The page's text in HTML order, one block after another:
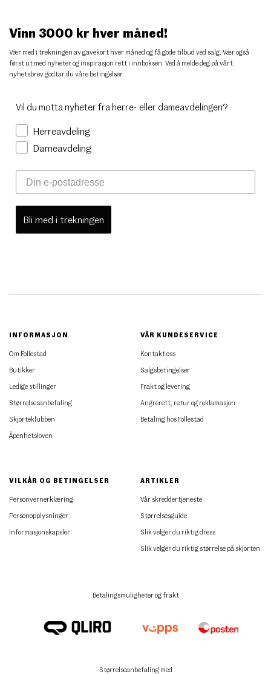
Vinn 3000 kr hver måned!
Vær med i trekningen av gavekort hver måned og få gode tilbud ved salg. Vær også
først ut med nyheter og inspirasjon rett i innboksen. Ved å melde deg på vårt
nyhetsbrev godtar du våre betingelser.
Vil du motta nyheter fra herre- eller dameavdelingen?
Herreavdeling
Dameavdeling
Bli med i trekningen
INFORMASJON
Om Follestad
Butikker
Ledige stillinger
Størrelsesanbefaling
Skjorteklubben
Åpenhetsloven
VÅR KUNDESERVICE
Kontakt oss
Salgsbetingelser
Frakt og levering
Angrerett, retur og reklamasjon
Betaling hos Follestad
VILKÅR OG BETINGELSER
Personvernerklæring
Personopplysninger
Informasjonskapsler
ARTIKLER
Vår skreddertjeneste
Størrelsesguide
Slik velger du riktig dress
Slik velger du riktig størrelse på skjorten
Betalingsmuligheter og frakt
Størrelseanbefaling med